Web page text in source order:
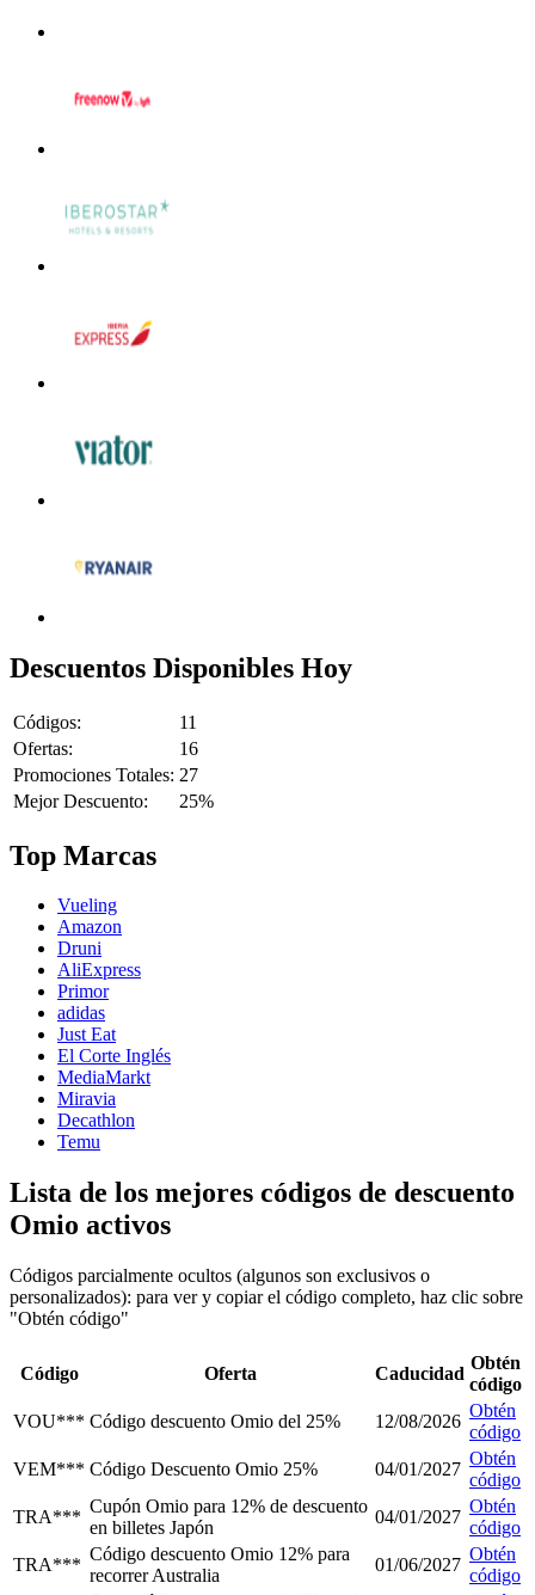
Descuentos Disponibles Hoy
Códigos:
11
Ofertas:
16
Promociones Totales: 27
Mejor Descuento:
25%
Top Marcas
Vueling
Amazon
Druni
AliExpress
Primor
adidas
Just Eat
El Corte Inglés
MediaMarkt
Miravia
Decathlon
Temu
Lista de los mejores códigos de descuento
Omio activos
Códigos parcialmente ocultos (algunos son exclusivos o
personalizados): para ver y copiar el código completo, haz clic sobre
"Obtén código"
Código Oferta Caducidad
Obtén
código
VOU*** Código descuento Omio del 25% 12/08/2026
Obtén
código
VEM*** Código Descuento Omio 25% 04/01/2027
Obtén
código
TRA***
Cupón Omio para 12% de descuento
en billetes Japón
04/01/2027
Obtén
código
TRA***
Código descuento Omio 12% para
recorrer Australia
01/06/2027
Obtén
código